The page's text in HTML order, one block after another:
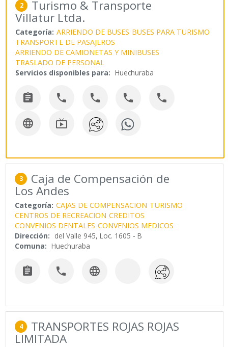
2 Turismo & Transporte
Villatur Ltda.
Categoría: ARRIENDO DE BUSES BUSES PARA TURISMO
TRANSPORTE DE PASAJEROS
ARRIENDO DE CAMIONETAS Y MINIBUSES
TRASLADO DE PERSONAL
Servicios disponibles para: Huechuraba
    
 
3 Caja de Compensación de
Los Andes
Categoría: CAJAS DE COMPENSACION TURISMO
CENTROS DE RECREACION CREDITOS
CONVENIOS DENTALES CONVENIOS MEDICOS
Dirección: del Valle 945, Loc. 1605 - B
Comuna: Huechuraba
  
4 TRANSPORTES ROJAS ROJAS
LIMITADA